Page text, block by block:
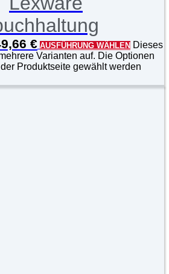
€ AUSFÜHRUNG WÄHLEN Dieses
Varianten auf. Die Optionen
Produktseite gewählt werden